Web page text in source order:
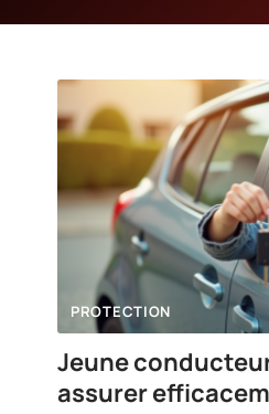
PROTECTION
Jeune
assurer